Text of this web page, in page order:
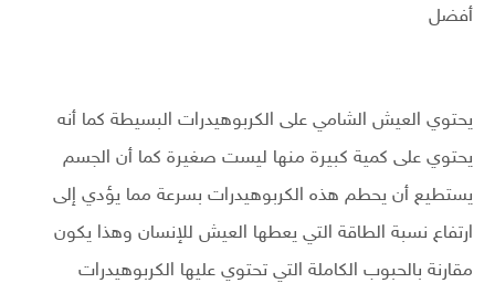
أفضل
يحتوي العيش الشامي على الكربوهيدرات البسيطة كما أنه
يحتوي على كمية كبيرة منها ليست صغيرة كما أن الجسم
يستطيع أن يحطم هذه الكربوهيدرات بسرعة مما يؤدي إلى
ارتفاع نسبة الطاقة التي يعطها العيش للإنسان وهذا يكون
مقارنة بالحبوب الكاملة التي تحتوي عليها الكربوهيدرات